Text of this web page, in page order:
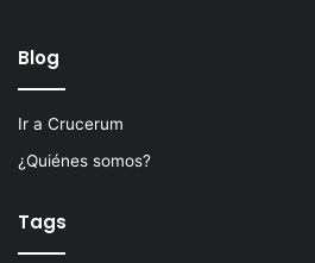
Blog
Ir a Crucerum
¿Quiénes somos?
Tags